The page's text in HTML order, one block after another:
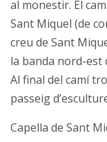
al monestir. El
Sant Miquel (de
creu de Sant
la banda nord-
Al final del camí
passeig
Capella de Sant